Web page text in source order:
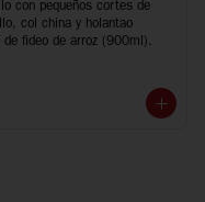
con pequeños cortes de
col china y holantao
de fideo de arroz (900ml).